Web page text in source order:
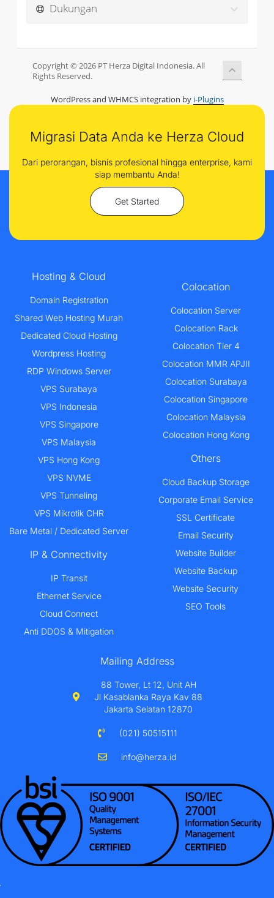
Dukungan
Copyright © 2026 PT Herza Digital Indonesia. All
Rights Reserved.
WordPress and WHMCS integration by i-Plugins
Migrasi Data Anda ke Herza Cloud
Dari perorangan, bisnis profesional hingga enterprise, kami
siap membantu Anda!
Get Started
Hosting & Cloud
Domain Registration
Shared Web Hosting Murah
Dedicated Cloud Hosting
Wordpress Hosting
RDP Windows Server
VPS Surabaya
VPS Indonesia
VPS Singapore
VPS Malaysia
VPS Hong Kong
VPS NVME
VPS Tunneling
VPS Mikrotik CHR
Bare Metal / Dedicated Server
IP & Connectivity
IP Transit
Ethernet Service
Cloud Connect
Anti DDOS & Mitigation
Colocation
Colocation Server
Colocation Rack
Colocation Tier 4
Colocation MMR APJII
Colocation Surabaya
Colocation Singapore
Colocation Malaysia
Colocation Hong Kong
Others
Cloud Backup Storage
Corporate Email Service
SSL Certificate
Email Security
Website Builder
Website Backup
Website Security
SEO Tools
Mailing Address
88 Tower, Lt 12, Unit AH
Jl Kasablanka Raya Kav 88
Jakarta Selatan 12870
(021) 50515111
info@herza.id